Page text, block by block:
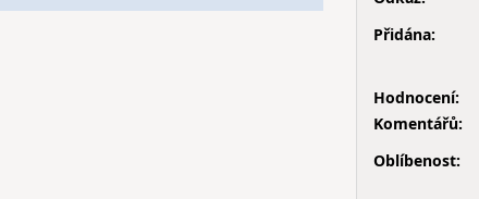
Přidána:
Hodnocení:
Komentářů:
Oblíbenost: